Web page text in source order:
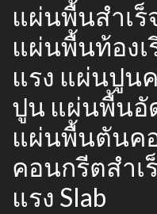
แผ่นพื้นสำเ
แผ่นพื้นท้อง
แรง แผ่นปูน
ปูน แผ่นพื้นอั
แผ่นพื้นตันค
คอนกรีตสำเ
แรง Slab